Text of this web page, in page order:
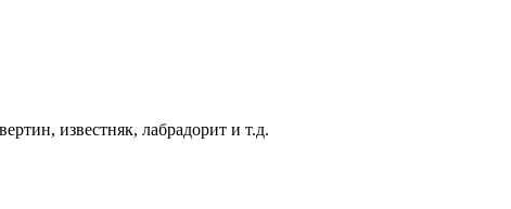
известняк, лабрадорит и т.д.